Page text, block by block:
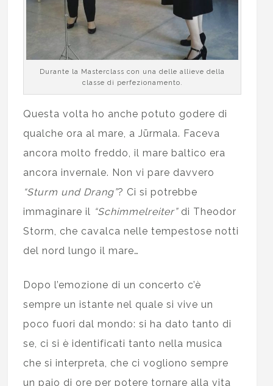
Durante la Masterclass con una delle allieve della
classe di perfezionamento.
Questa volta ho anche potuto godere di
qualche ora al mare, a Jūrmala. Faceva
ancora molto freddo, il mare baltico era
ancora invernale. Non vi pare davvero
“Sturm und Drang”? Ci si potrebbe
immaginare il “Schimmelreiter”di Theodor
Storm, che cavalca nelle tempestose notti
del nord lungo il mare…
Dopo l’emozione di un concerto c’è
sempre un istante nel quale si vive un
poco fuori dal mondo: si ha dato tanto di
se, ci si è identificati tanto nella musica
che si interpreta, che ci vogliono sempre
un paio di ore per potere tornare alla vita